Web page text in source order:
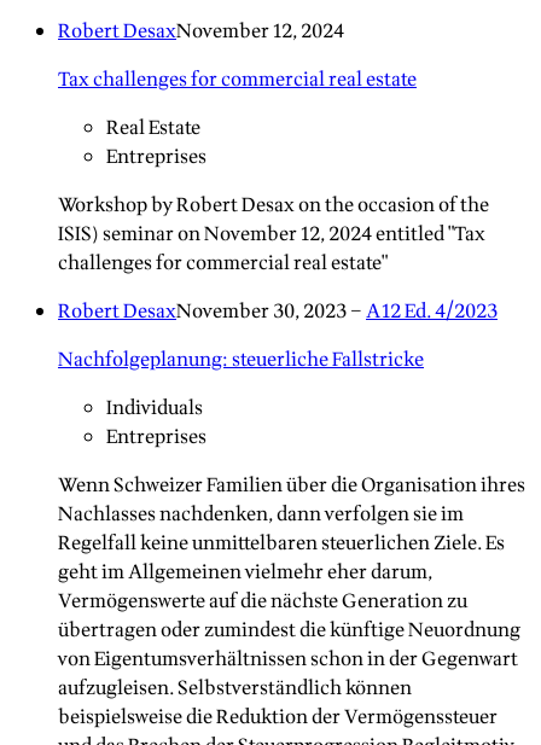
Robert DesaxNovember 12, 2024
Tax challenges for commercial real estate
Real Estate
Entreprises
Workshop by Robert Desax on the occasion of the
ISIS) seminar on November 12, 2024 entitled "Tax
challenges for commercial real estate"
Robert DesaxNovember 30, 2023–A12 Ed. 4/2023
Nachfolgeplanung: steuerliche Fallstricke
Individuals
Entreprises
Wenn Schweizer Familien über die Organisation ihres
Nachlasses nachdenken, dann verfolgen sie im
Regelfall keine unmittelbaren steuerlichen Ziele. Es
geht im Allgemeinen vielmehr eher darum,
Vermögenswerte auf die nächste Generation zu
übertragen oder zumindest die künftige Neuordnung
von Eigentumsverhältnissen schon in der Gegenwart
aufzugleisen. Selbstverständlich können
beispielsweise die Reduktion der Vermögenssteuer